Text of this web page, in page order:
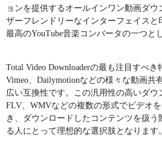
ョンを提供するオールインワン動画ダ
ザーフレンドリーなインターフェイス
最高のYouTube音楽コンバータの一つと
Total Video Downloaderの最も注目すべき
Vimeo、Dailymotionなどの様々な動画共
広い互換性です。この汎用性の高いダウ
FLV、WMVなどの複数の形式でビデオ
き、ダウンロードしたコンテンツを扱
る人にとって理想的な選択肢となります。